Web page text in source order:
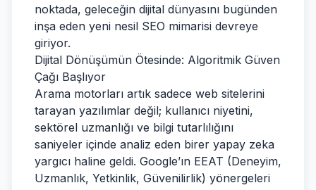
noktada, geleceğin dijital dünyasını bugünden
inşa eden yeni nesil SEO mimarisi devreye
giriyor.
Dijital Dönüşümün Ötesinde: Algoritmik Güven
Çağı Başlıyor
Arama motorları artık sadece web sitelerini
tarayan yazılımlar değil; kullanıcı niyetini,
sektörel uzmanlığı ve bilgi tutarlılığını
saniyeler içinde analiz eden birer yapay zeka
yargıcı haline geldi. Google’ın EEAT (Deneyim,
Uzmanlık, Yetkinlik, Güvenilirlik) yönergeleri